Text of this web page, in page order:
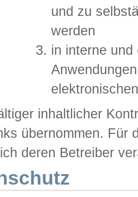
und zu
werden
in interne
inhaltlicher
übernommen. Für
deren Betreiber